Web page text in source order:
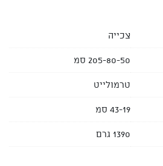
צכייה
205-80-50 סמ
טרמולייט
43-19 סמ
1390 גרם